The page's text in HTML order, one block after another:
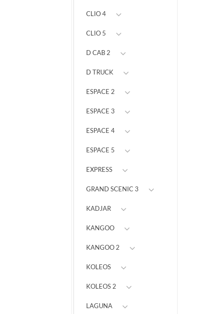
CLIO 4
CLIO 5
D CAB 2
D TRUCK
ESPACE 2
ESPACE 3
ESPACE 4
ESPACE 5
EXPRESS
GRAND SCENIC 3
KADJAR
KANGOO
KANGOO 2
KOLEOS
KOLEOS 2
LAGUNA